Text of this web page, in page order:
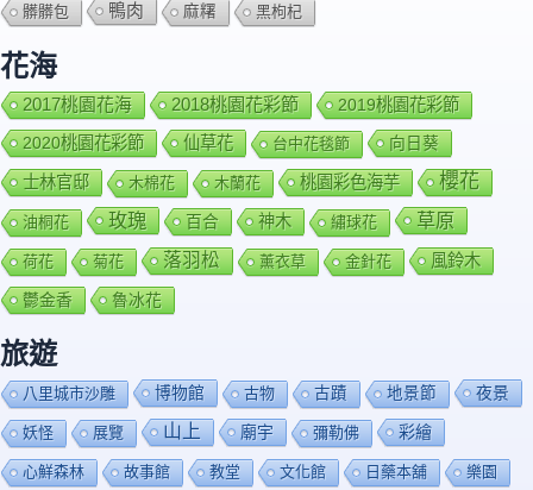
髒髒包 鴨肉 麻糬 黑枸杞
花海
2017桃園花海 2018桃園花彩節
2019桃園花彩節
2020桃園花彩節
仙草花 台中花毯節 向日葵
士林官邸 木棉花 木蘭花 桃園彩色海芋 櫻花
油桐花 玫瑰 百合 神木 繡球花 草原
荷花 菊花 落羽松 薰衣草 金針花 風鈴木
鬱金香 魯冰花
旅遊
八里城市沙雕 博物館 古物 古蹟 地景節 夜景
妖怪 展覽 山上 廟宇 彌勒佛 彩繪
心鮮森林 故事館 教堂 文化館 日藥本舖 樂園